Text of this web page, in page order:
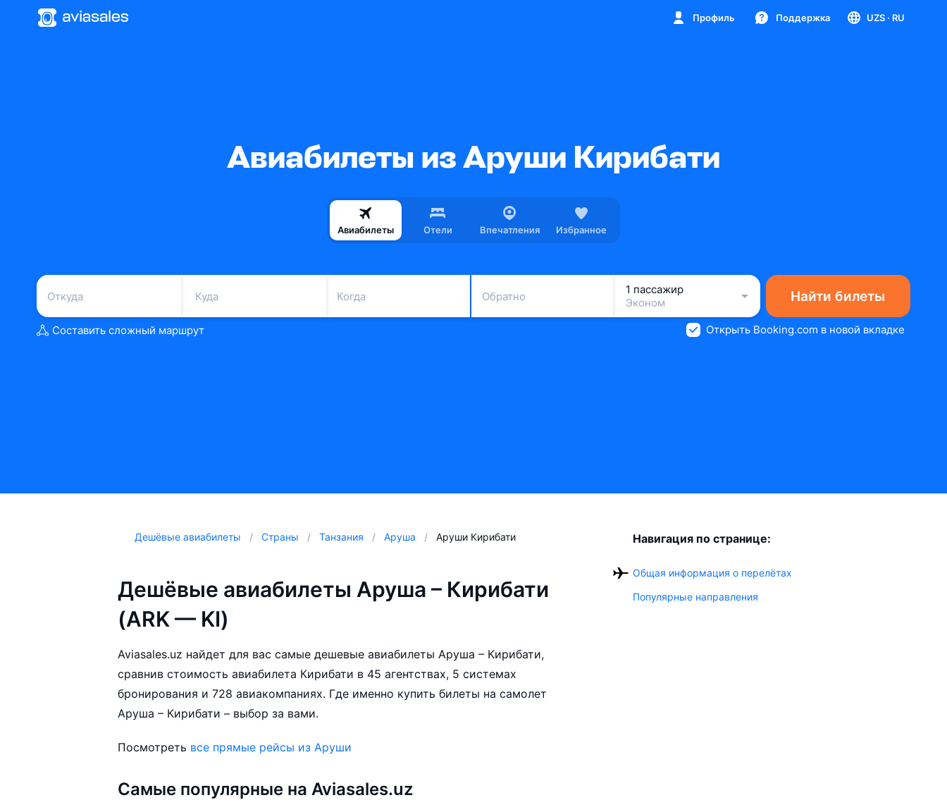
Профиль Поддержка UZS · RU
Авиабилеты из Аруши Кирибати
Авиабилеты Отели Впечатления Избранное
Когда Обратно
1 пассажир
Эконом
Найти билеты
Составить сложный маршрут Открыть Booking.com в новой вкладке
Дешёвые авиабилеты Страны Танзания Аруша Аруши Кирибати
Дешёвые авиабилеты Аруша – Кирибати
(ARK — KI)
Aviasales.uz найдет для вас самые дешевые авиабилеты Аруша – Кирибати,
сравнив стоимость авиабилета Кирибати в 45 агентствах, 5 системах
бронирования и 728 авиакомпаниях. Где именно купить билеты на самолет
Аруша – Кирибати – выбор за вами.
Посмотреть все прямые рейсы из Аруши
Самые популярные на Aviasales.uz
Навигация по странице:
Общая информация о перелётах
Популярные направления